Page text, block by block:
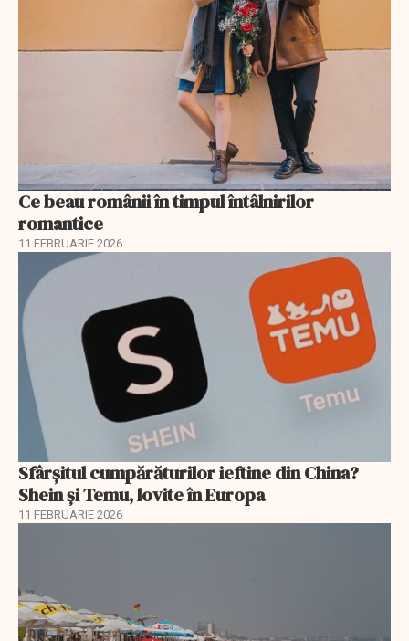
Ce beau românii în timpul întâlnirilor
romantice
11 FEBRUARIE 2026
Sfârșitul cumpărăturilor ieftine din China?
Shein și Temu, lovite în Europa
11 FEBRUARIE 2026